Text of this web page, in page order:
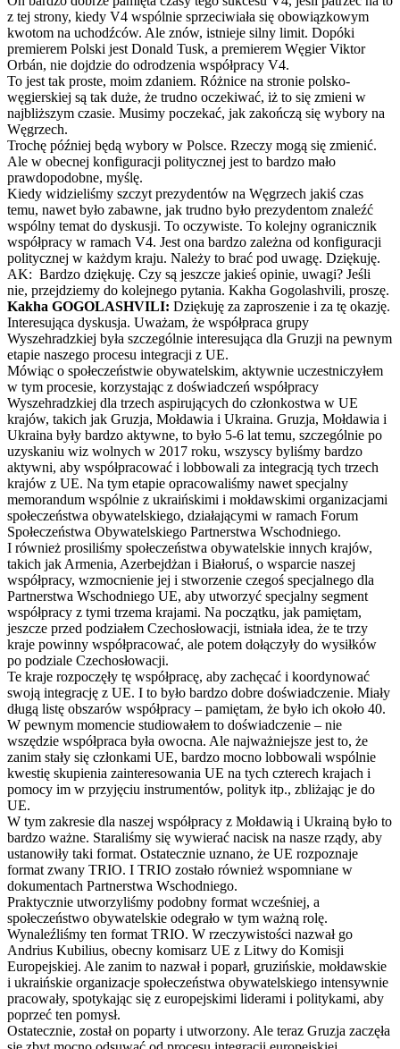
z tej strony, kiedy V4 wspólnie sprzeciwiała się obowiązkowym
kwotom na uchodźców. Ale znów, istnieje silny limit. Dopóki
premierem Polski jest Donald Tusk, a premierem Węgier Viktor
Orbán, nie dojdzie do odrodzenia współpracy V4.
To jest tak proste, moim zdaniem. Różnice na stronie polsko-
węgierskiej są tak duże, że trudno oczekiwać, iż to się zmieni w
najbliższym czasie. Musimy poczekać, jak zakończą się wybory na
Węgrzech.
Trochę później będą wybory w Polsce. Rzeczy mogą się zmienić.
Ale w obecnej konfiguracji politycznej jest to bardzo mało
prawdopodobne, myślę.
Kiedy widzieliśmy szczyt prezydentów na Węgrzech jakiś czas
temu, nawet było zabawne, jak trudno było prezydentom znaleźć
wspólny temat do dyskusji. To oczywiste. To kolejny ogranicznik
współpracy w ramach V4. Jest ona bardzo zależna od konfiguracji
politycznej w każdym kraju. Należy to brać pod uwagę. Dziękuję.
AK: Bardzo dziękuję. Czy są jeszcze jakieś opinie, uwagi? Jeśli
nie, przejdziemy do kolejnego pytania. Kakha Gogolashvili, proszę.
Kakha GOGOLASHVILI: Dziękuję za zaproszenie i za tę okazję.
Interesująca dyskusja. Uważam, że współpraca grupy
Wyszehradzkiej była szczególnie interesująca dla Gruzji na pewnym
etapie naszego procesu integracji z UE.
Mówiąc o społeczeństwie obywatelskim, aktywnie uczestniczyłem
w tym procesie, korzystając z doświadczeń współpracy
Wyszehradzkiej dla trzech aspirujących do członkostwa w UE
krajów, takich jak Gruzja, Mołdawia i Ukraina. Gruzja, Mołdawia i
Ukraina były bardzo aktywne, to było 5-6 lat temu, szczególnie po
uzyskaniu wiz wolnych w 2017 roku, wszyscy byliśmy bardzo
aktywni, aby współpracować i lobbowali za integracją tych trzech
krajów z UE. Na tym etapie opracowaliśmy nawet specjalny
memorandum wspólnie z ukraińskimi i mołdawskimi organizacjami
społeczeństwa obywatelskiego, działającymi w ramach Forum
Społeczeństwa Obywatelskiego Partnerstwa Wschodniego.
I również prosiliśmy społeczeństwa obywatelskie innych krajów,
takich jak Armenia, Azerbejdżan i Białoruś, o wsparcie naszej
współpracy, wzmocnienie jej i stworzenie czegoś specjalnego dla
Partnerstwa Wschodniego UE, aby utworzyć specjalny segment
współpracy z tymi trzema krajami. Na początku, jak pamiętam,
jeszcze przed podziałem Czechosłowacji, istniała idea, że te trzy
kraje powinny współpracować, ale potem dołączyły do wysiłków
po podziale Czechosłowacji.
Te kraje rozpoczęły tę współpracę, aby zachęcać i koordynować
swoją integrację z UE. I to było bardzo dobre doświadczenie. Miały
długą listę obszarów współpracy – pamiętam, że było ich około 40.
W pewnym momencie studiowałem to doświadczenie – nie
wszędzie współpraca była owocna. Ale najważniejsze jest to, że
zanim stały się członkami UE, bardzo mocno lobbowali wspólnie
kwestię skupienia zainteresowania UE na tych czterech krajach i
pomocy im w przyjęciu instrumentów, polityk itp., zbliżając je do
UE.
W tym zakresie dla naszej współpracy z Mołdawią i Ukrainą było to
bardzo ważne. Staraliśmy się wywierać nacisk na nasze rządy, aby
ustanowiły taki format. Ostatecznie uznano, że UE rozpoznaje
format zwany TRIO. I TRIO zostało również wspomniane w
dokumentach Partnerstwa Wschodniego.
Praktycznie utworzyliśmy podobny format wcześniej, a
społeczeństwo obywatelskie odegrało w tym ważną rolę.
Wynaleźliśmy ten format TRIO. W rzeczywistości nazwał go
Andrius Kubilius, obecny komisarz UE z Litwy do Komisji
Europejskiej. Ale zanim to nazwał i poparł, gruzińskie, mołdawskie
i ukraińskie organizacje społeczeństwa obywatelskiego intensywnie
pracowały, spotykając się z europejskimi liderami i politykami, aby
poprzeć ten pomysł.
Ostatecznie, został on poparty i utworzony. Ale teraz Gruzja zaczęła